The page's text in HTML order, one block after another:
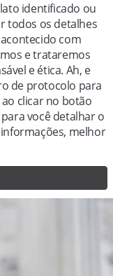
identificado ou
todos os detalhes
com
e trataremos
e ética. Ah, e
de protocolo para
clicar no botão
você detalhar o
melhor